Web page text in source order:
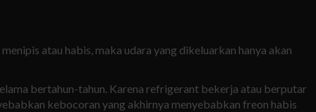
atau habis, maka udara yang dikeluarkan hanya akan
bertahun-tahun. Karena refrigerant bekerja atau berputar
kebocoran yang akhirnya menyebabkan freon habis